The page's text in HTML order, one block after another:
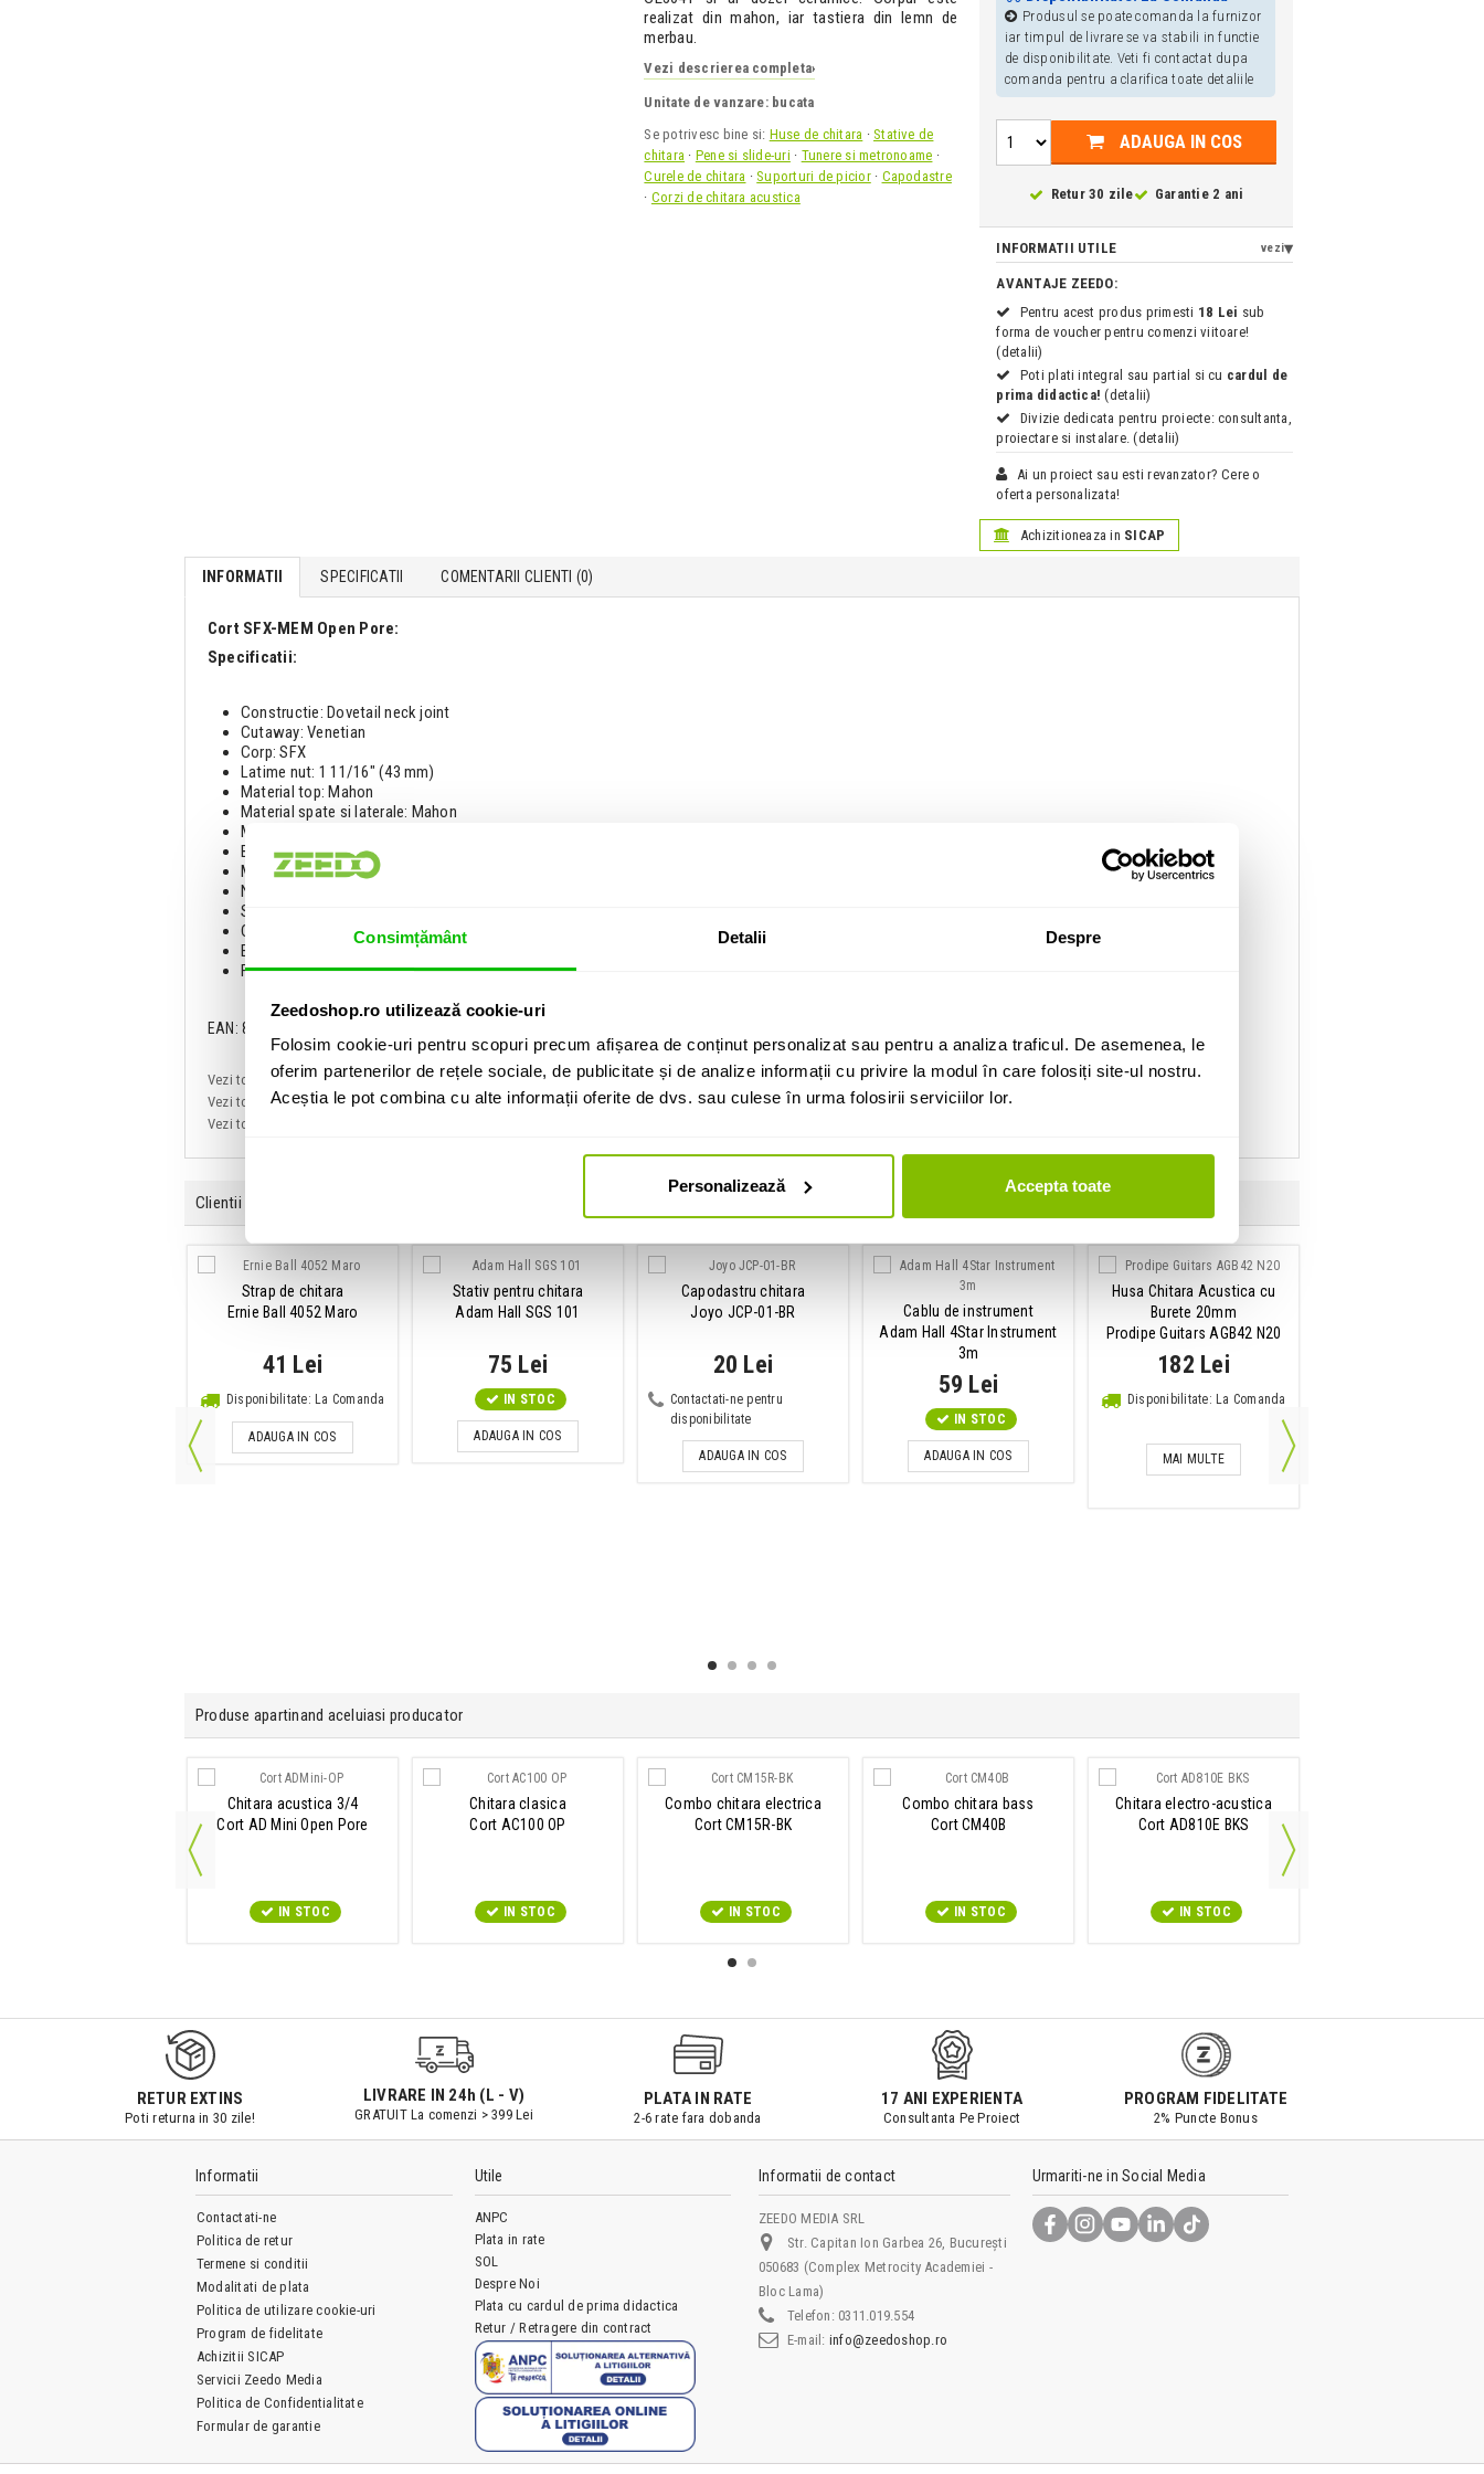
Consimțământ Detalii Despre
Zeedoshop.ro utilizează cookie-uri
Folosim cookie-uri pentru scopuri precum afișarea de conținut personalizat sau pentru a analiza traficul. De asemenea, le
oferim partenerilor de rețele sociale, de publicitate și de analize informații cu privire la modul în care folosiți site-ul nostru.
Aceștia le pot combina cu alte informații oferite de dvs. sau culese în urma folosirii serviciilor lor.
Personalizează Accepta toate
realizat din mahon, iar tastiera din lemn de
merbau.
Vezi descrierea completa›
Unitate de vanzare: bucata
Se potrivesc bine si: Huse de chitara ·Stative de
chitara · Pene si slide-uri · Tunere si metronoame ·
Curele de chitara ·Suporturi de picior· Capodastre
· Corzi de chitara acustica
Produsul se poate comanda la furnizor
iar timpul de livrare se va stabili in functie
de disponibilitate. Veti fi contactat dupa
comanda pentru a clarifica toate detaliile
ADAUGA IN COS
Retur 30 zile Garantie 2 ani
INFORMATII UTILE vezi
AVANTAJE ZEEDO:
Pentru acest produs primesti 18 Lei sub
forma de voucher pentru comenzi viitoare!
(detalii)
Poti plati integral sau partial si cu cardul de
prima didactica! (detalii)
Divizie dedicata pentru proiecte: consultanta,
proiectare si instalare. (detalii)
Ai un proiect sau esti revanzator? Cere o
oferta personalizata!
Achizitioneaza in SICAP
INFORMATII SPECIFICATII COMENTARII CLIENTI (0)
Cort SFX-MEM Open Pore:
Specificatii:
Constructie: Dovetail neck joint
Cutaway: Venetian
Corp: SFX
Latime nut: 1 11/16" (43 mm)
Material top: Mahon
Material spate si laterale: Mahon
Material grif: Mahon
Binding: Ivory
Material tastiera: Merbau
Numar taste: 20
Scala: 25.6" (650 mm)
Cheite: Die-Cast
Electronica: Cort CE304T + doza ceramica
Finisaj: OP - Open Pore
EAN: 8809383838147
Vezi toate produsele de tipChitare electro-acustice Cort
Vezi toate produsele din categoriaChitare electro-acustice
Vezi toate produsele producatorului
Clientii care au cumparat acest produs au mai cumparat si:
Strap de chitara
Ernie Ball 4052 Maro
41 Lei
Disponibilitate: La Comanda
ADAUGA IN COS
Stativ pentru chitara
Adam Hall SGS 101
75 Lei
IN STOC
ADAUGA IN COS
Capodastru chitara
Joyo JCP-01-BR
20 Lei
Contactati-ne pentru
disponibilitate
ADAUGA IN COS
Cablu de instrument
Adam Hall 4Star Instrument
3m
59 Lei
IN STOC
ADAUGA IN COS
Husa Chitara Acustica cu
Burete 20mm
Prodipe Guitars AGB42 N20
182 Lei
Disponibilitate: La Comanda
MAI MULTE
Produse apartinand aceluiasi producator
Chitara acustica 3/4
Cort AD Mini Open Pore
IN STOC
Chitara clasica
Cort AC100 OP
IN STOC
Combo chitara electrica
Cort CM15R-BK
IN STOC
Combo chitara bass
Cort CM40B
IN STOC
Chitara electro-acustica
Cort AD810E BKS
IN STOC
RETUR EXTINS
Poti returna in 30 zile!
LIVRARE IN 24h (L - V)
GRATUIT La comenzi > 399 Lei
PLATA IN RATE
2-6 rate fara dobanda
17 ANI EXPERIENTA
Consultanta Pe Proiect
PROGRAM FIDELITATE
2% Puncte Bonus
Informatii
Contactati-ne
Politica de retur
Termene si conditii
Modalitati de plata
Politica de utilizare cookie-uri
Program de fidelitate
Achizitii SICAP
Servicii Zeedo Media
Politica de Confidentialitate
Formular de garantie
Utile
ANPC
Plata in rate
SOL
Despre Noi
Plata cu cardul de prima didactica
Retur / Retragere din contract
Informatii de contact
ZEEDO MEDIA SRL
Str. Capitan Ion Garbea 26, București
050683 (Complex Metrocity Academiei -
Bloc Lama)
Telefon: 0311.019.554
E-mail: info@zeedoshop.ro
Urmariti-ne in Social Media